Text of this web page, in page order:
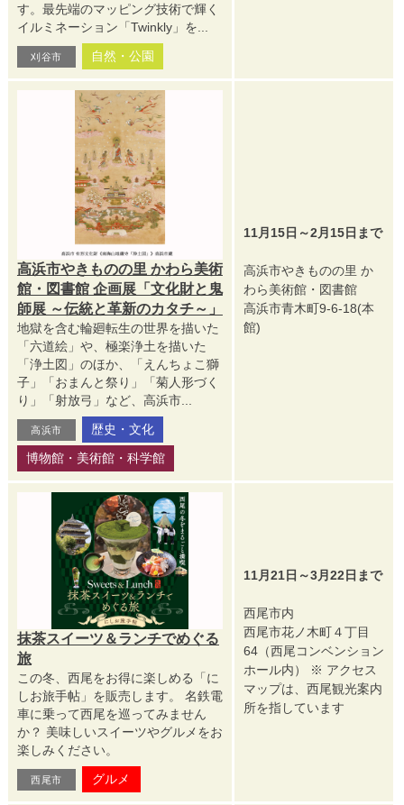
す。最先端のマッピング技術で輝く
イルミネーション「Twinkly」を...
刈谷市 自然・公園
高浜市やきものの里 かわら美術
館・図書館 企画展「文化財と鬼
師展 ～伝統と革新のカタチ～」
地獄を含む輪廻転生の世界を描いた
「六道絵」や、極楽浄土を描いた
「浄土図」のほか、「えんちょこ獅
子」「おまんと祭り」「菊人形づく
り」「射放弓」など、高浜市...
高浜市
歴史・文化
博物館・美術館・科学館
11月15日～2月15日まで
高浜市やきものの里 か
わら美術館・図書館
高浜市青木町9-6-18(本
館)
抹茶スイーツ＆ランチでめぐる
旅
この冬、西尾をお得に楽しめる「に
しお旅手帖」を販売します。 名鉄電
車に乗って西尾を巡ってみません
か？ 美味しいスイーツやグルメをお
楽しみください。
西尾市 グルメ
11月21日～3月22日まで
西尾市内
西尾市花ノ木町４丁目
64（西尾コンベンション
ホール内） ※ アクセス
マップは、西尾観光案内
所を指しています